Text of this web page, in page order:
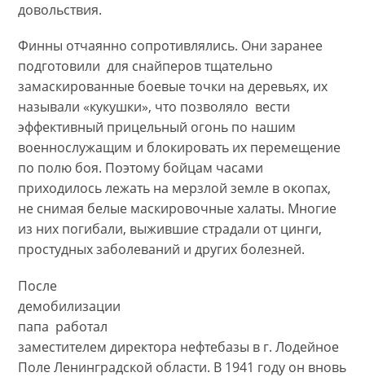
довольствия.
Финны отчаянно сопротивлялись. Они заранее
подготовили для снайперов тщательно
замаскированные боевые точки на деревьях, их
называли «кукушки», что позволяло вести
эффективный прицельный огонь по нашим
военнослужащим и блокировать их перемещение
по полю боя. Поэтому бойцам часами
приходилось лежать на мерзлой земле в окопах,
не снимая белые маскировочные халаты. Многие
из них погибали, выжившие страдали от цинги,
простудных заболеваний и других болезней.
После
демобилизации
папа работал
заместителем директора нефтебазы в г. Лодейное
Поле Ленинградской области. В 1941 году он вновь